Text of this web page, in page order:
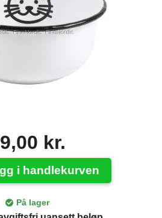
kr.
i handlekurven
På lager